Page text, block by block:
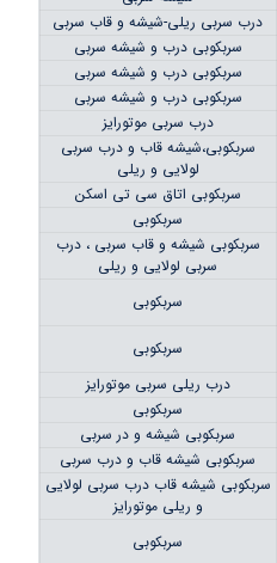
درب سربی ریلی-شیشه و قاب سربی
سربکوبی درب و شیشه سربی
سربکوبی درب و شیشه سربی
سربکوبی درب و شیشه سربی
درب سربی موتورایز
سربکوبی،شیشه قاب و درب سربی
لولایی و ریلی
سربکوبی اتاق سی تی اسکن
سربکوبی
سربکوبی شیشه و قاب سربی ، درب
سربی لولایی و ریلی
سربکوبی
سربکوبی
درب ریلی سربی موتورایز
سربکوبی
سربکوبی شیشه و در سربی
سربکوبی شیشه قاب و درب سربی
سربکوبی شیشه قاب درب سربی لولایی
و ریلی موتورایز
سربکوبی